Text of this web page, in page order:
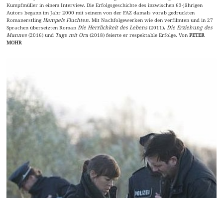
Kumpfmüller in einem Interview. Die Erfolgsgeschichte des inzwischen 63-jährigen
Autors begann im Jahr 2000 mit seinem von der FAZ damals vorab gedruckten
Romanerstling Hampels Fluchten. Mit Nachfolgewerken wie den verfilmten und in 27
Sprachen übersetzten Roman Die Herrlichkeit des Lebens (2011), Die Erziehung des
Mannes (2016) und Tage mit Ora (2018) feierte er respektable Erfolge. VonPETER
MOHR